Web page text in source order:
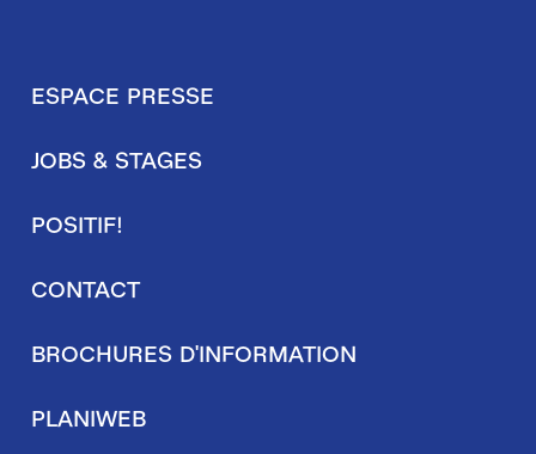
de
page
ESPACE PRESSE
JOBS & STAGES
POSITIF!
CONTACT
BROCHURES D'INFORMATION
PLANIWEB